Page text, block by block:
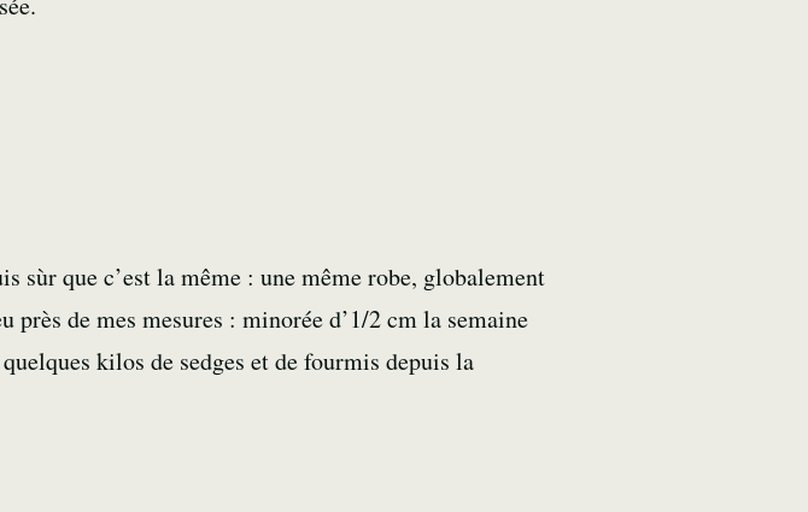
sùr que c’est la même : une même robe, globalement
de mes mesures : minorée d’1/2 cm la semaine
kilos de sedges et de fourmis depuis la